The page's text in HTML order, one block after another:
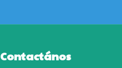
Contactános